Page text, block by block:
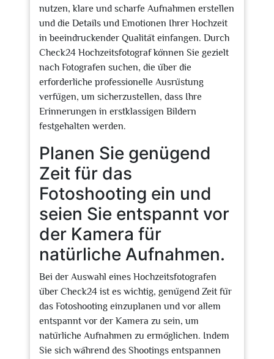
nutzen, klare und scharfe Aufnahmen erstellen
und die Details und Emotionen Ihrer Hochzeit
in beeindruckender Qualität einfangen. Durch
Check24 Hochzeitsfotograf können Sie gezielt
nach Fotografen suchen, die über die
erforderliche professionelle Ausrüstung
verfügen, um sicherzustellen, dass Ihre
Erinnerungen in erstklassigen Bildern
festgehalten werden.
Planen Sie genügend
Zeit für das
Fotoshooting ein und
seien Sie entspannt vor
der Kamera für
natürliche Aufnahmen.
Bei der Auswahl eines Hochzeitsfotografen
über Check24 ist es wichtig, genügend Zeit für
das Fotoshooting einzuplanen und vor allem
entspannt vor der Kamera zu sein, um
natürliche Aufnahmen zu ermöglichen. Indem
Sie sich während des Shootings entspannen